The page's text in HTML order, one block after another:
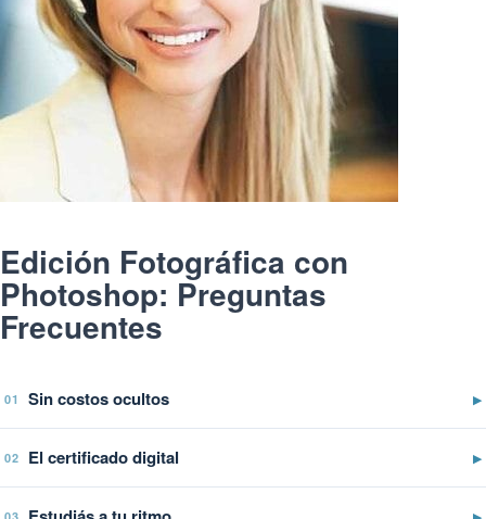
Edición Fotográfica con
Photoshop: Preguntas
Frecuentes
01 Sin costos ocultos ▶
02 El certificado digital ▶
▶